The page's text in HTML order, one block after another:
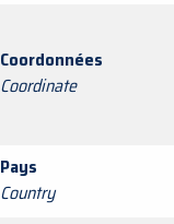
Coordonnées
Coordinate
Pays
Country